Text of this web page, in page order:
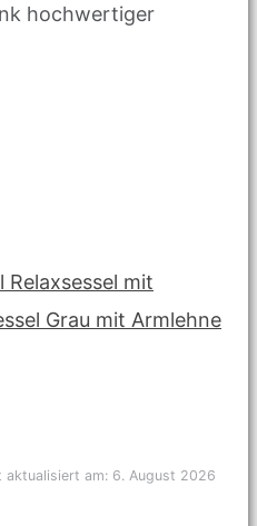
hochwertiger
mit
Grau mit Armlehne
aktualisiert am: 6. August 2026